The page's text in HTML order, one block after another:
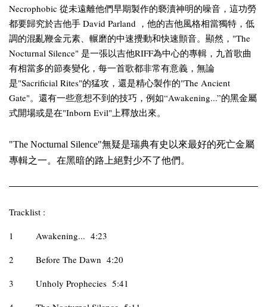
Necrophobic 從未遠離他們早期製作的褻瀆神明的噪音，這功勞
都要歸究於吉他手 David Parland ，他的吉他風格相當獨特，低
調的混亂鞭金元素、輾磨的中速攪動和快速顫音。顯然，"The
Nocturnal Silence" 是一張以吉他RIFF為中心的專輯，九首歌曲
有相當多的節奏變化，每一首歌都非常有意義，無論
是"Sacrificial Rites"的猛攻，還是精心製作的"The Ancient
Gate"。還有一些意想不到的技巧，例如“Awakening...”的黑金屬
式開場或是在"Inborn Evil"上釋放出來。
"The Nocturnal Silence"無疑是瑞典有史以來最好的死亡金屬
專輯之一。在黑暗的路上絕對少不了他們。
Tracklist :
1
Awakening... 4:23
2
Before The Dawn 4:20
3
Unholy Prophecies 5:41